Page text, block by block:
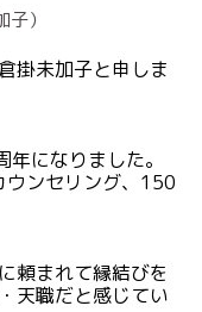
子）
掛未加子と申しま
になりました。
ンセリング、150
頼まれて縁結びを
天職だと感じてい